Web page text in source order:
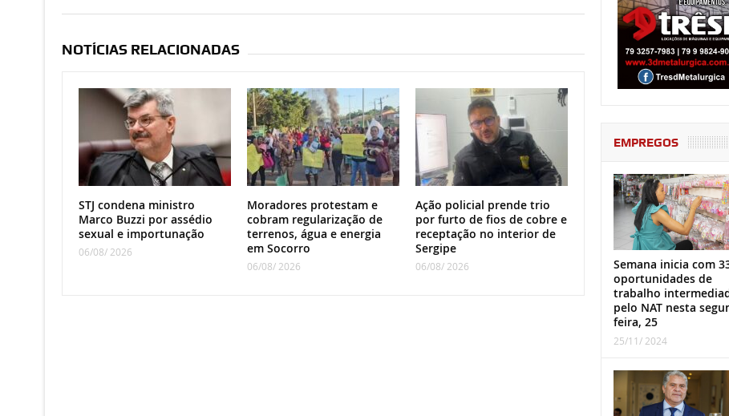
NOTÍCIAS RELACIONADAS
STJ condena ministro
Marco Buzzi por assédio
sexual e importunação
06/08/ 2026
Moradores protestam e
cobram regularização de
terrenos, água e energia
em Socorro
06/08/ 2026
Ação policial prende trio
por furto de fios de cobre e
receptação no interior de
Sergipe
06/08/ 2026
EMPREGOS
Semana inicia com
oportunidades de
trabalho
pelo NAT nesta
feira, 25
25/11/ 2024